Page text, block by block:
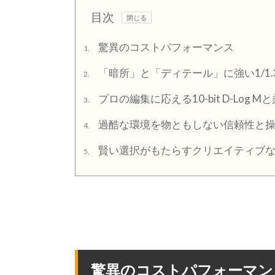
目次
1. 驚異のコストパフォーマンス
2. 「暗所」と「ディテール」に強い1/
3. プロの編集に応える10-bit D-Log M
4. 過酷な環境を物ともしない信頼性と
5. 賢い選択がもたらすクリエイティブ
驚異のコストパフォーマ